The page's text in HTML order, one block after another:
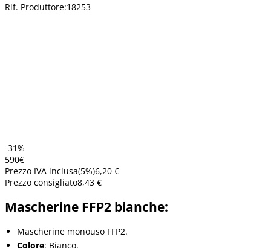
Rif. Produttore:18253
-31%
590€
Prezzo IVA inclusa(5%)6,20 €
Prezzo consigliato8,43 €
Mascherine FFP2 bianche:
Mascherine monouso FFP2.
Colore: Bianco.